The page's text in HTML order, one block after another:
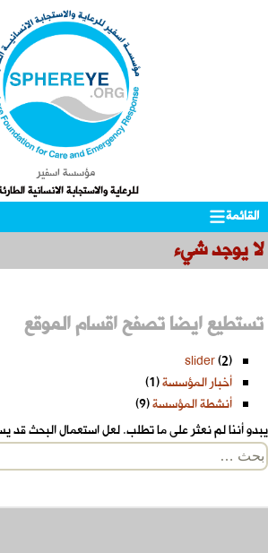
مؤسسة اسفير
للرعاية والاستجابة الانسانية
القائمة
إلى
المحتوى
to
secondary
content
لا يوجد شيء
تستطيع ايضا تصفح اقسام الموقع
slider(2)
أخبار المؤسسة(1)
أنشطة المؤسسة(9)
يبدو أننا لم نعثر على ما تطلب. لعل استعمال البحث قد
البحث
عن: